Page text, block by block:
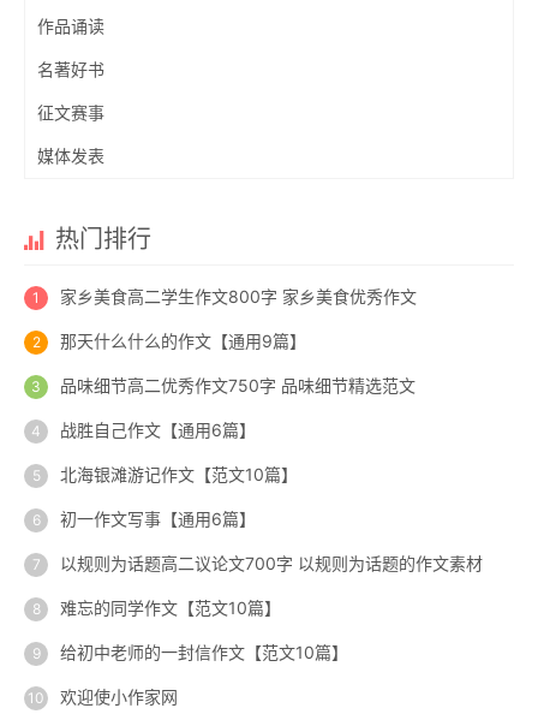
作品诵读
名著好书
征文赛事
媒体发表
热门排行
家乡美食高二学生作文800字 家乡美食优秀作文
那天什么什么的作文【通用9篇】
品味细节高二优秀作文750字 品味细节精选范文
战胜自己作文【通用6篇】
北海银滩游记作文【范文10篇】
初一作文写事【通用6篇】
以规则为话题高二议论文700字 以规则为话题的作文素材
难忘的同学作文【范文10篇】
给初中老师的一封信作文【范文10篇】
欢迎使小作家网